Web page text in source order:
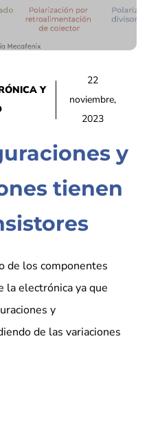
Y
22
noviembre,
2023
y
tienen
de los componentes
la electrónica ya que
y
de las variaciones